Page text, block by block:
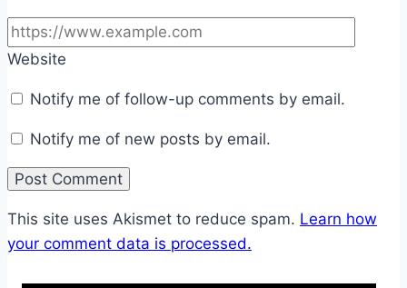
Website
Notify me of follow-up comments by email.
Notify me of new posts by email.
This site uses Akismet to reduce spam. Learn how
your comment data is processed.